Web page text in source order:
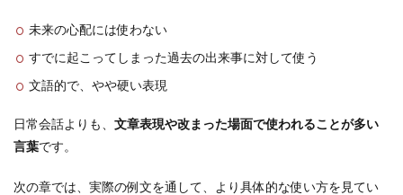
未来の心配には使わない
すでに起こってしまった過去の出来事に対して使う
文語的で、やや硬い表現
日常会話よりも、 文章表現や改まった場面で使われることが多い
言葉です。
次の章では、実際の例文を通して、より具体的な使い方を見てい